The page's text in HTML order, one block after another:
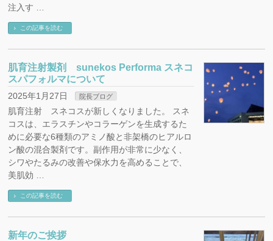
注入す …
この記事を読む
肌育注射製剤 sunekos Performa スネコ
スパフォルマについて
2025年1月27日 院長ブログ
肌育注射 スネコスが新しくなりました。 スネ
コスは、エラスチンやコラーゲンを生成するた
めに必要な6種類のアミノ酸と非架橋のヒアルロ
ン酸の混合製剤です。副作用が非常に少なく、
シワやたるみの改善や保水力を高めることで、
美肌効 …
この記事を読む
新年のご挨拶